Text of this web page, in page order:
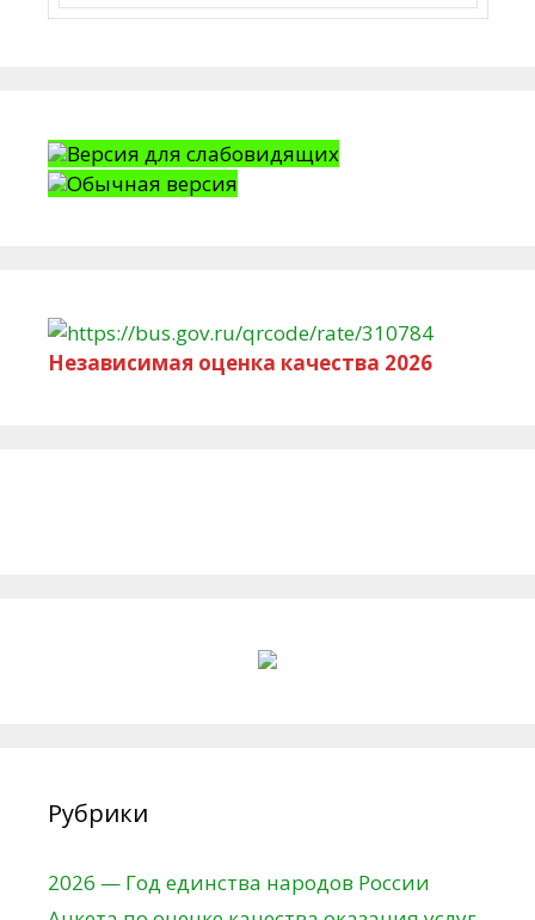
Версия для слабовидящих
Обычная версия
Независимая оценка качества 2026
Рубрики
2026 — Год единства народов России